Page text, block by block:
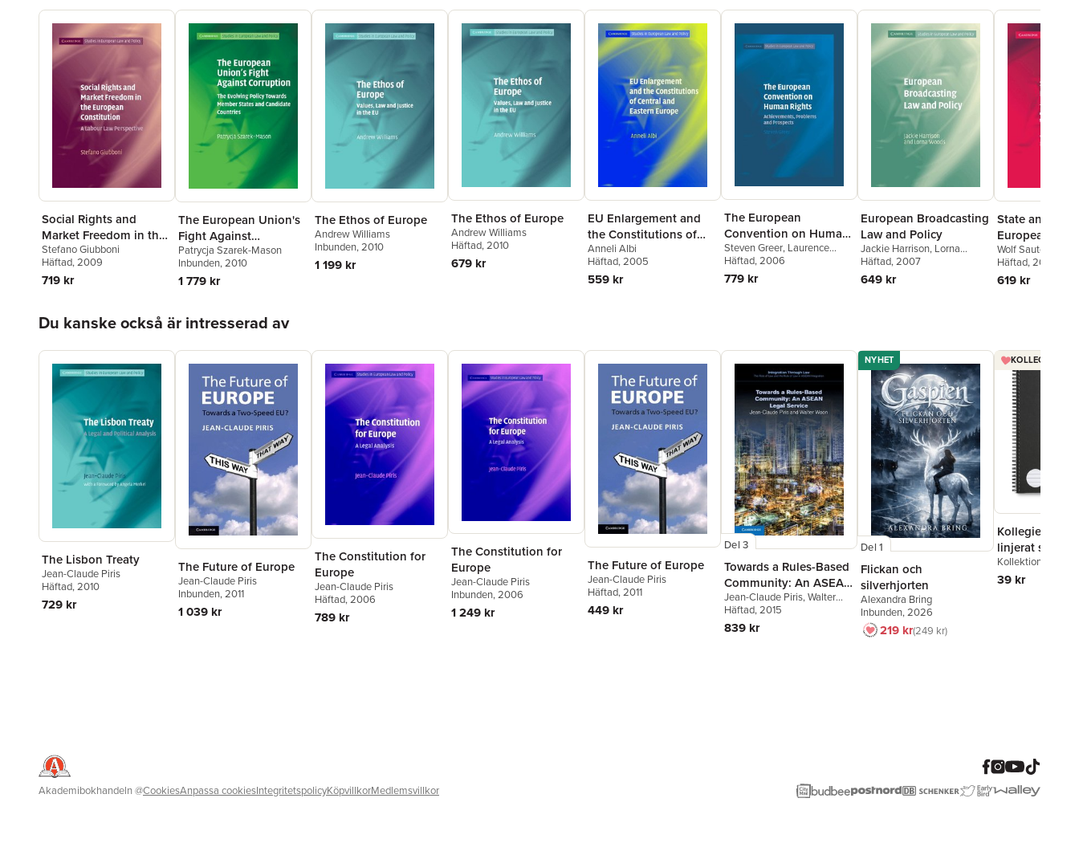
Social Rights and
Market Freedom in the
European Constitution
Stefano Giubboni
Häftad, 2009
719 kr
The European Union's
Fight Against
Corruption
Patrycja Szarek-Mason
Inbunden, 2010
1 779 kr
The Ethos of Europe
Andrew Williams
Inbunden, 2010
1 199 kr
The Ethos of Europe
Andrew Williams
Häftad, 2010
679 kr
EU Enlargement and
the Constitutions of
Central and Eastern
Europe
Anneli Albi
Häftad, 2005
559 kr
The European
Convention on Human
Rights
Steven Greer, Laurence
Gormley,Jo Shaw
Häftad, 2006
779 kr
European Broadcasting
Law and Policy
Jackie Harrison, Lorna
Woods
Häftad, 2007
649 kr
State and
European
Wolf Sauter
Häftad, 2009
619 kr
Du kanske också är intresserad av
The Lisbon Treaty
Jean-Claude Piris
Häftad, 2010
729 kr
The Future of Europe
Jean-Claude Piris
Inbunden, 2011
1 039 kr
The Constitution for
Europe
Jean-Claude Piris
Häftad, 2006
789 kr
The Constitution for
Europe
Jean-Claude Piris
Inbunden, 2006
1 249 kr
The Future of Europe
Jean-Claude Piris
Häftad, 2011
449 kr
Del 3
Towards a Rules-Based
Community: An ASEAN
Legal Service
Jean-Claude Piris,Walter
Woon
Häftad, 2015
839 kr
NYHET
Del 1
Flickan och
silverhjorten
Alexandra Bring
Inbunden, 2026
219 kr249 kr
Kollegieblock
linjerat svart
Kollektion Stora A
39 kr
Akademibokhandeln@CookiesAnpassa cookiesIntegritetspolicyKöpvillkorMedlemsvillkor